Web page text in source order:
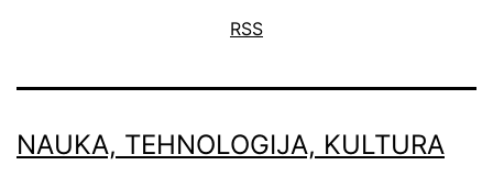
RSS
NAUKA, TEHNOLOGIJA, KULTURA